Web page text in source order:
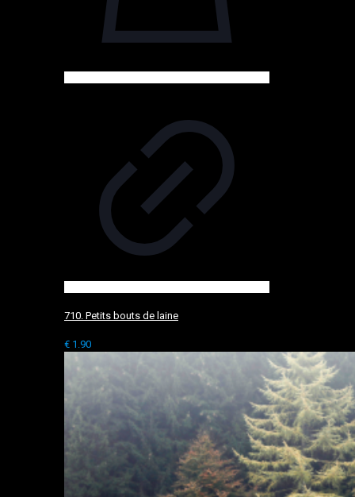
710. Petits bouts de laine
€ 1.90